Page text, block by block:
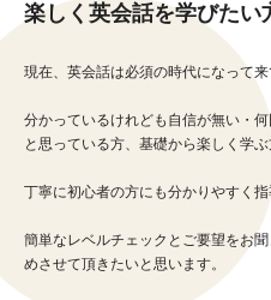
楽しく英会話を学びたい
現在、英会話は必須の時代になって来
分かっているけれども自信が無い・
と思っている方、基礎から楽しく学
丁寧に初心者の方にも分かりやすく
簡単なレベルチェックとご要望をお
めさせて頂きたいと思います。